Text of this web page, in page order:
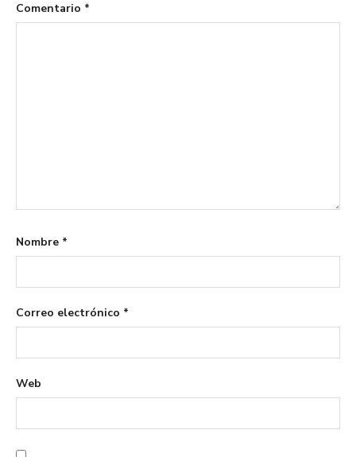
Comentario *
Nombre *
Correo electrónico *
Web